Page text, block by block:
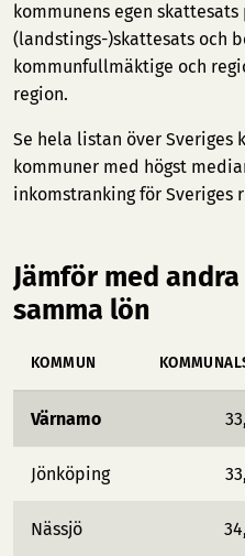
kommunens egen
(landstings-)skattesats och
kommunfullmäktige och
region.
Se hela listan över Sveriges
kommuner med högst
inkomstranking för Sveriges
Jämför med
samma lön
KOMMUN
Värnamo
Jönköping
Nässjö